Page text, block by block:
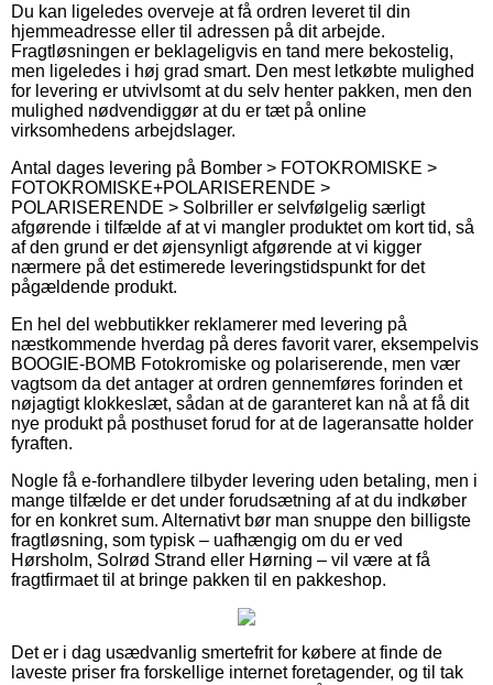
Du kan ligeledes overveje at få ordren leveret til din
hjemmeadresse eller til adressen på dit arbejde.
Fragtløsningen er beklageligvis en tand mere bekostelig,
men ligeledes i høj grad smart. Den mest letkøbte mulighed
for levering er utvivlsomt at du selv henter pakken, men den
mulighed nødvendiggør at du er tæt på online
virksomhedens arbejdslager.
Antal dages levering på Bomber > FOTOKROMISKE >
FOTOKROMISKE+POLARISERENDE >
POLARISERENDE > Solbriller er selvfølgelig særligt
afgørende i tilfælde af at vi mangler produktet om kort tid, så
af den grund er det øjensynligt afgørende at vi kigger
nærmere på det estimerede leveringstidspunkt for det
pågældende produkt.
En hel del webbutikker reklamerer med levering på
næstkommende hverdag på deres favorit varer, eksempelvis
BOOGIE-BOMB Fotokromiske og polariserende, men vær
vagtsom da det antager at ordren gennemføres forinden et
nøjagtigt klokkeslæt, sådan at de garanteret kan nå at få dit
nye produkt på posthuset forud for at de lageransatte holder
fyraften.
Nogle få e-forhandlere tilbyder levering uden betaling, men i
mange tilfælde er det under forudsætning af at du indkøber
for en konkret sum. Alternativt bør man snuppe den billigste
fragtløsning, som typisk – uafhængig om du er ved
Hørsholm, Solrød Strand eller Hørning – vil være at få
fragtfirmaet til at bringe pakken til en pakkeshop.
Det er i dag usædvanlig smertefrit for købere at finde de
laveste priser fra forskellige internet foretagender, og til tak